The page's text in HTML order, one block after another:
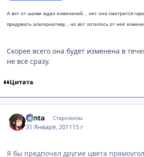
А вот от шапки ждал изменений... нет она смотрится
придумать альтернативу... но вот хотелось от неё
Скорее всего она будет изменена в
не всё сразу.
Цитата
Yanta Старожилы
31 Января, 201115 г
Я бы пpедпочел дpугие цвета